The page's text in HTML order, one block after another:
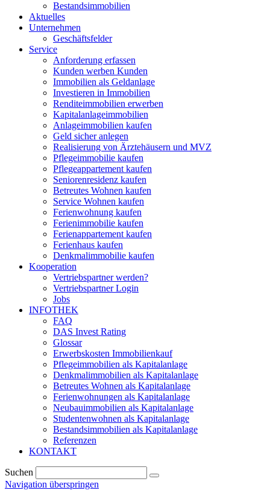
Bestandsimmobilien
Aktuelles
Unternehmen
Geschäftsfelder
Service
Anforderung erfassen
Kunden werben Kunden
Immobilien als Geldanlage
Investieren in Immobilien
Renditeimmobilien erwerben
Kapitalanlageimmobilien
Anlageimmobilien kaufen
Geld sicher anlegen
Realisierung von Ärztehäusern und MVZ
Pflegeimmobilie kaufen
Pflegeappartement kaufen
Seniorenresidenz kaufen
Betreutes Wohnen kaufen
Service Wohnen kaufen
Ferienwohnung kaufen
Ferienimmobilie kaufen
Ferienappartement kaufen
Ferienhaus kaufen
Denkmalimmobilie kaufen
Kooperation
Vertriebspartner werden?
Vertriebspartner Login
Jobs
INFOTHEK
FAQ
DAS Invest Rating
Glossar
Erwerbskosten Immobilienkauf
Pflegeimmobilien als Kapitalanlage
Denkmalimmobilien als Kapitalanlage
Betreutes Wohnen als Kapitalanlage
Ferienwohnungen als Kapitalanlage
Neubauimmobilien als Kapitalanlage
Studentenwohnen als Kapitalanlage
Bestandsimmobilien als Kapitalanlage
Referenzen
KONTAKT
Suchen
Navigation überspringen